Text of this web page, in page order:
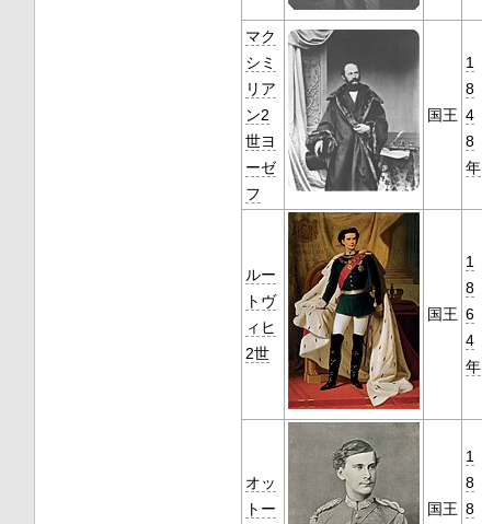
マク
シミ
リア
ン2
世ヨ
ーゼ
フ
国王
1
8
4
8
年
ルー
トヴ
ィヒ
2世
国王
1
8
6
4
年
オッ
トー
国王
1
8
8